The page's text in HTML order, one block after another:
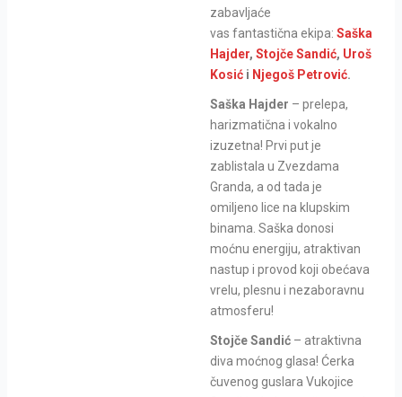
zabavljaće
vas fantastična ekipa: Saška
Hajder, Stojče Sandić, Uroš
Kosić i Njegoš Petrović.
Saška Hajder – prelepa,
harizmatična i vokalno
izuzetna! Prvi put je
zablistala u Zvezdama
Granda, a od tada je
omiljeno lice na klupskim
binama. Saška donosi
moćnu energiju, atraktivan
nastup i provod koji obećava
vrelu, plesnu i nezaboravnu
atmosferu!
Stojče Sandić – atraktivna
diva moćnog glasa! Ćerka
čuvenog guslara Vukojice